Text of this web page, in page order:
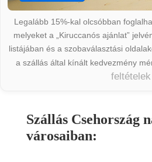
Legalább 15%-kal olcsóbban
melyeket a „Kiruccanós ajánlat”
listájában és a szobaválasztási
a szállás által kínált kedvezmény
feltételek
Szállás Csehország
városaiban: